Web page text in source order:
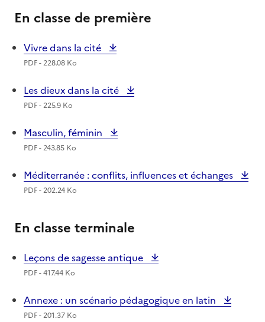
En classe de première
Vivre dans la cité
PDF - 228.08 Ko
Les dieux dans la cité
PDF - 225.9 Ko
Masculin, féminin
PDF - 243.85 Ko
Méditerranée : conflits, influences et échanges
PDF - 202.24 Ko
En classe terminale
Leçons de sagesse antique
PDF - 417.44 Ko
Annexe : un scénario pédagogique en latin
PDF - 201.37 Ko